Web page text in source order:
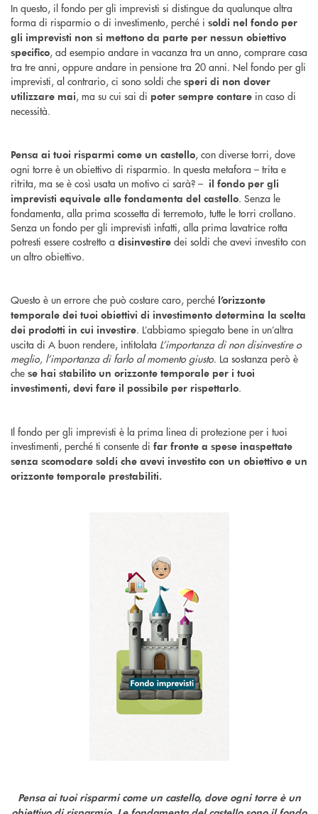
In questo, il fondo per gli imprevisti si distingue da qualunque altra
forma di risparmio o di investimento, perché i soldi nel fondo per
gli imprevisti non si mettono da parte per nessun obiettivo
specifico, ad esempio andare in vacanza tra un anno, comprare casa
tra tre anni, oppure andare in pensione tra 20 anni. Nel fondo per gli
imprevisti, al contrario, ci sono soldi che speri di non dover
utilizzare mai, ma su cui sai di poter sempre contare in caso di
necessità.
Pensa ai tuoi risparmi come un castello, con diverse torri, dove
ogni torre è un obiettivo di risparmio. In questa metafora – trita e
ritrita, ma se è così usata un motivo ci sarà? – il fondo per gli
imprevisti equivale alle fondamenta del castello. Senza le
fondamenta, alla prima scossetta di terremoto, tutte le torri crollano.
Senza un fondo per gli imprevisti infatti, alla prima lavatrice rotta
potresti essere costretto a disinvestire dei soldi che avevi investito con
un altro obiettivo.
Questo è un errore che può costare caro, perché l’orizzonte
temporale dei tuoi obiettivi di investimento determina la scelta
dei prodotti in cui investire. L’abbiamo spiegato bene in un’altra
uscita di A buon rendere, intitolata L’importanza di non disinvestire o
meglio, l’importanza di farlo al momento giusto. La sostanza però è
che se hai stabilito un orizzonte temporale per i tuoi
investimenti, devi fare il possibile per rispettarlo.
Il fondo per gli imprevisti è la prima linea di protezione per i tuoi
investimenti, perché ti consente di far fronte a spese inaspettate
senza scomodare soldi che avevi investito con un obiettivo e un
orizzonte temporale prestabiliti.
Pensa ai tuoi risparmi come un castello, dove ogni torre è un